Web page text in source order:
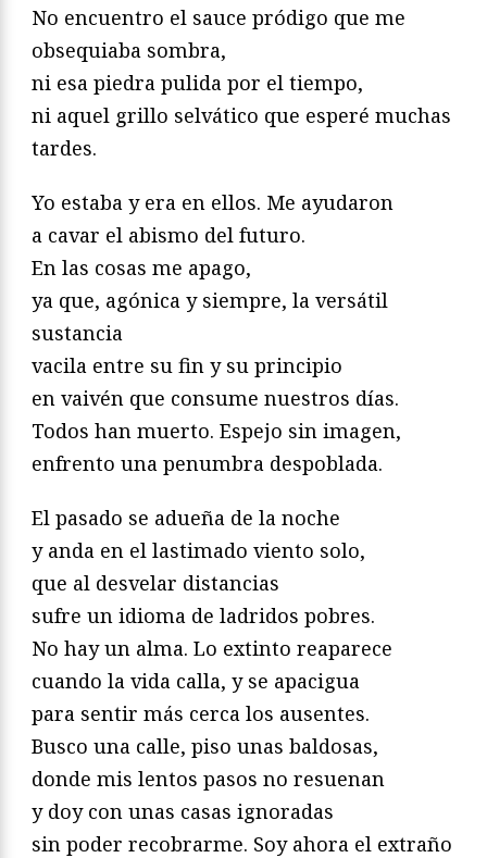
No encuentro el sauce pródigo que me
obsequiaba sombra,
ni esa piedra pulida por el tiempo,
ni aquel grillo selvático que esperé muchas
tardes.
Yo estaba y era en ellos. Me ayudaron
a cavar el abismo del futuro.
En las cosas me apago,
ya que, agónica y siempre, la versátil
sustancia
vacila entre su fin y su principio
en vaivén que consume nuestros días.
Todos han muerto. Espejo sin imagen,
enfrento una penumbra despoblada.
El pasado se adueña de la noche
y anda en el lastimado viento solo,
que al desvelar distancias
sufre un idioma de ladridos pobres.
No hay un alma. Lo extinto reaparece
cuando la vida calla, y se apacigua
para sentir más cerca los ausentes.
Busco una calle, piso unas baldosas,
donde mis lentos pasos no resuenan
y doy con unas casas ignoradas
sin poder recobrarme. Soy ahora el extraño